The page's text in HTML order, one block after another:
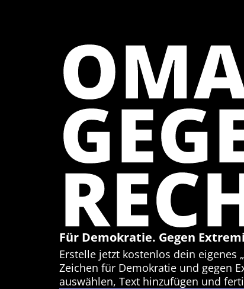
Für Demokratie. Gegen
Erstelle jetzt kostenlos dein eigenes
Zeichen für Demokratie und gegen
auswählen, Text hinzufügen und